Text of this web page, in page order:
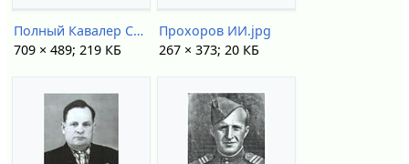
Полный Кавалер Славы.jpg
709 × 489; 219 КБ
Прохоров ИИ.jpg
267 × 373; 20 КБ